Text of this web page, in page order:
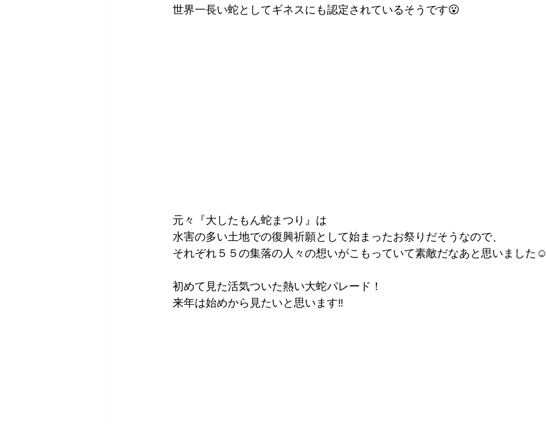
世界一長い蛇としてギネスにも認定されているそうです😮
元々『大したもん蛇まつり』は
水害の多い土地での復興祈願として始まったお祭りだそうなので、
それぞれ５５の集落の人々の想いがこもっていて素敵だなあと思いました☺️
初めて見た活気ついた熱い大蛇パレード！
来年は始めから見たいと思います‼